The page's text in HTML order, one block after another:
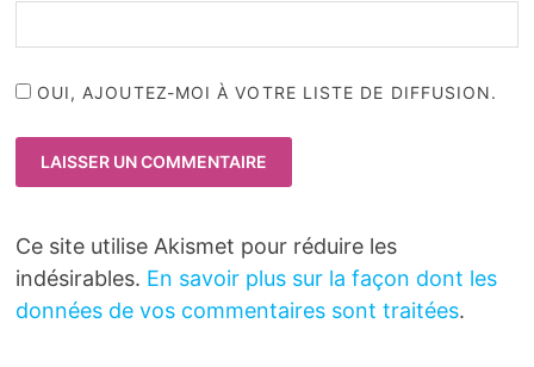
OUI, AJOUTEZ-MOI À VOTRE LISTE DE DIFFUSION.
Ce site utilise Akismet pour réduire les
indésirables. En savoir plus sur la façon dont les
données de vos commentaires sont traitées.